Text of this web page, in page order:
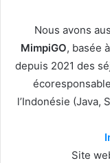
Nous avons
MimpiGO, basée à
depuis 2021 des
l’Indonésie (Java,
Site